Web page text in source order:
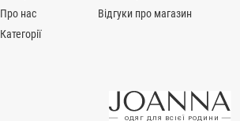
Про нас
Категорії
Відгуки про магазин